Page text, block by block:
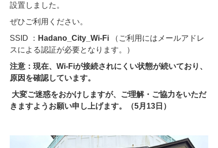
設置しました。
ぜひご利用ください。
SSID ： Hadano_City_Wi-Fi （ご利用にはメールアドレ
スによる認証が必要となります。）
注意：現在、Wi-Fiが接続されにくい状態が続いており、
原因を確認しています。
大変ご迷惑をおかけしますが、ご理解・ご協力をいただ
きますようお願い申し上げます。（5月13日）